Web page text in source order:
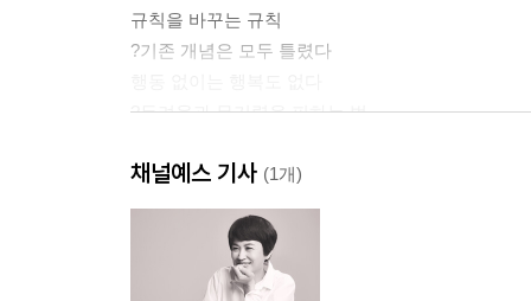
규칙을 바꾸는 규칙
?기존 개념은 모두 틀렸다
?두려움과 무기력을 피하는 법
?모호한 일에 분명한 태도 취하기
| Step2 | 단순함이 답이다
-제거Elimination를 위한 E
채널예스 기사 (1개)